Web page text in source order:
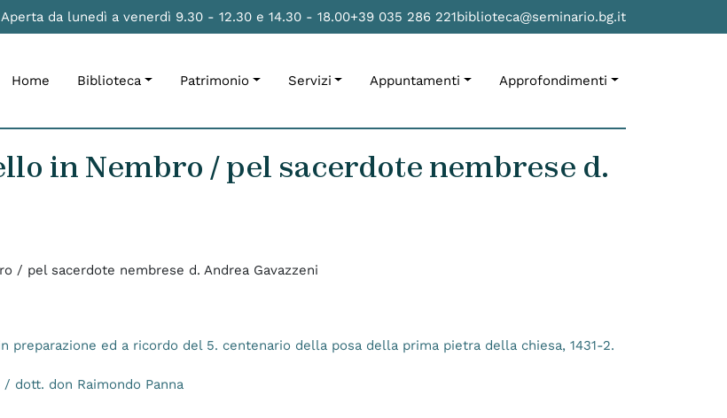
Aperta da lunedì a venerdì 9.30 - 12.30 e 14.30 - 18.00+39 035 286 221biblioteca@seminario.bg.it
Home Biblioteca Patrimonio Servizi Appuntamenti Approfondimenti
in Nembro / pel sacerdote nembrese d.
/ pel sacerdote nembrese d. Andrea Gavazzeni
preparazione ed a ricordo del 5. centenario della posa della prima pietra della chiesa, 1431-2.
dott. don Raimondo Panna